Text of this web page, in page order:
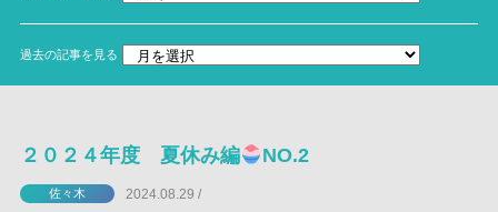
過去の記事を見る
２０２４年度 夏休み編 NO.2
佐々木 2024.08.29 /